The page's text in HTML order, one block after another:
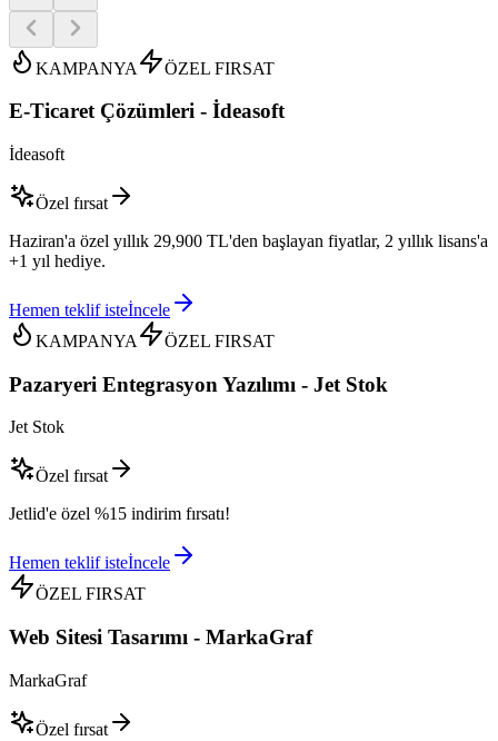
KAMPANYA ÖZEL FIRSAT
E-Ticaret Çözümleri - İdeasoft
İdeasoft
Özel fırsat
Haziran'a özel yıllık 29,900 TL'den başlayan fiyatlar, 2 yıllık lisans'a
+1 yıl hediye.
Hemen teklif isteİncele
KAMPANYA
ÖZEL FIRSAT
Pazaryeri Entegrasyon Yazılımı - Jet Stok
Jet Stok
Özel fırsat
Jetlid'e özel %15 indirim fırsatı!
Hemen teklif isteİncele
ÖZEL FIRSAT
Web Sitesi Tasarımı - MarkaGraf
MarkaGraf
Özel fırsat